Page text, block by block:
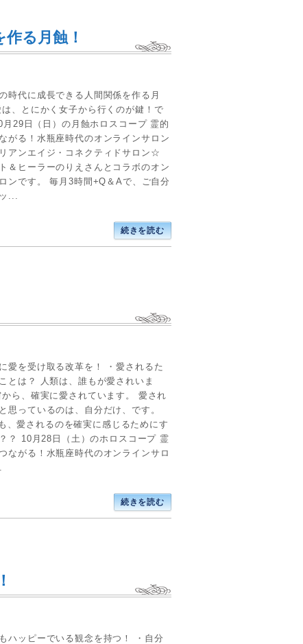
る月蝕！
時代に成長できる人間関係を作る月
、とにかく女子から行くのが鍵！で
月29日（日）の月蝕ホロスコープ 霊的
がる！水瓶座時代のオンラインサロン
アンエイジ・コネクティドサロン☆
＆ヒーラーのりえさんとコラボのオン
ンです。 毎月3時間+Q＆Aで、ご自分
...
続きを読む
愛を受け取る改革を！ ・愛されるた
とは？ 人類は、誰もが愛されいま
ら、確実に愛されています。 愛され
思っているのは、自分だけ、です。
、愛されるのを確実に感じるためにす
？ 10月28日（土）のホロスコープ 霊
ながる！水瓶座時代のオンラインサロ
続きを読む
ハッピーでいる観念を持つ！ ・自分